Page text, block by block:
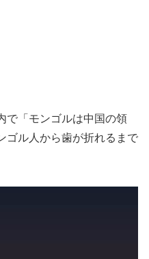
で「モンゴルは中国の領
ゴル人から歯が折れるまで